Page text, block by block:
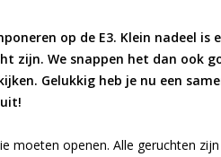
op de E3. Klein nadeel is
zijn. We snappen het dan ook
Gelukkig heb je nu een
moeten openen. Alle geruchten